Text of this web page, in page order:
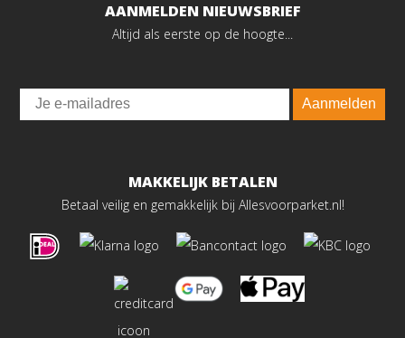
AANMELDEN NIEUWSBRIEF
Altijd als eerste op de hoogte...
Email
Aanmelden
MAKKELIJK BETALEN
Betaal veilig en gemakkelijk bij Allesvoorparket.nl!